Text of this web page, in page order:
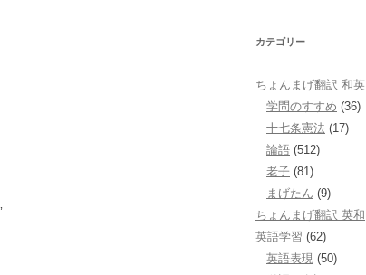
カテゴリー
ちょんまげ翻訳 和英
学問のすすめ (36)
十七条憲法 (17)
論語 (512)
老子 (81)
まげたん (9)
ちょんまげ翻訳 英和
英語学習 (62)
英語表現 (50)